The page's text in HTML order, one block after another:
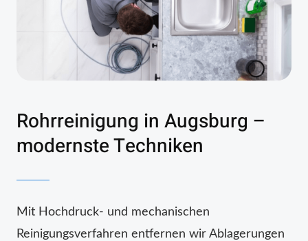
Rohrreinigung in Augsburg –
modernste Techniken
Mit Hochdruck- und mechanischen
Reinigungsverfahren entfernen wir Ablagerungen